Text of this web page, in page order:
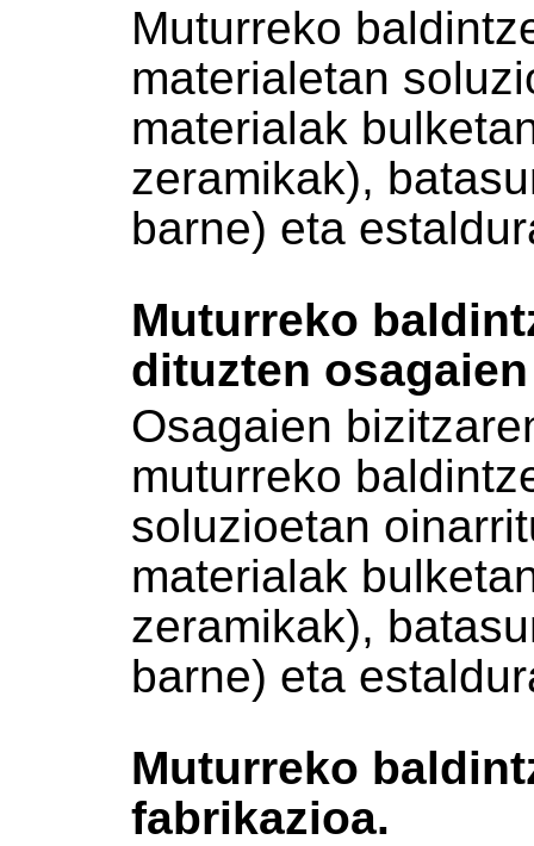
Muturreko
materialetan
materialak
zeramikak),
barne) eta
Muturreko
dituzten
Osagaien
muturreko
soluzioetan
materialak
zeramikak),
barne) eta
Muturreko
fabrikazioa.